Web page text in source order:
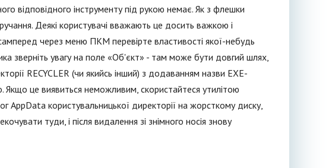
відповідного інструменту під рукою немає. Як з флешки
Деякі користувачі вважають це досить важкою і
через меню ПКМ перевірте властивості якої-небудь
зверніть увагу на поле «Об'єкт» - там може бути довгий шлях,
RECYCLER (чи якийсь інший) з додаванням назви EXE-
Якщо це виявиться неможливим, скористайтеся утилітою
AppData користувальницької директорії на жорсткому диску,
туди, і після видалення зі знімного носія знову